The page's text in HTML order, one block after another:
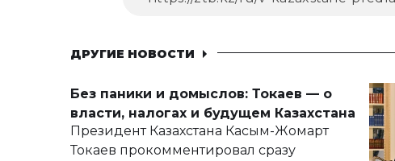
ДРУГИЕ НОВОСТИ
Без паники и домыслов: Токаев — о
власти, налогах и будущем Казахстана
Президент Казахстана Касым-Жомарт
Токаев прокомментировал сразу